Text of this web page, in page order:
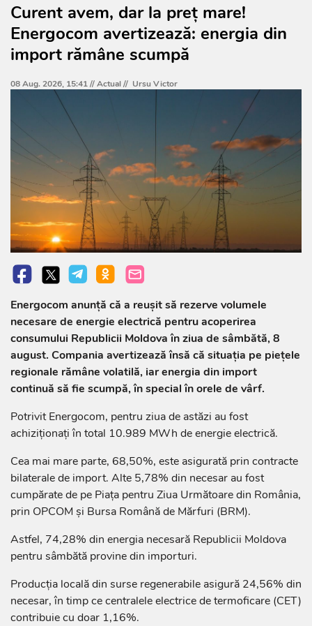
Curent avem, dar la preț mare!
Energocom avertizează: energia din
import rămâne scumpă
08 Aug. 2026, 15:41 //Actual// Ursu Victor
Energocom anunță că a reușit să rezerve volumele
necesare de energie electrică pentru acoperirea
consumului Republicii Moldova în ziua de sâmbătă, 8
august. Compania avertizează însă că situația pe piețele
regionale rămâne volatilă, iar energia din import
continuă să fie scumpă, în special în orele de vârf.
Potrivit Energocom, pentru ziua de astăzi au fost
achiziționați în total 10.989 MWh de energie electrică.
Cea mai mare parte, 68,50%, este asigurată prin contracte
bilaterale de import. Alte 5,78% din necesar au fost
cumpărate de pe Piața pentru Ziua Următoare din România,
prin OPCOM și Bursa Română de Mărfuri (BRM).
Astfel, 74,28% din energia necesară Republicii Moldova
pentru sâmbătă provine din importuri.
Producția locală din surse regenerabile asigură 24,56% din
necesar, în timp ce centralele electrice de termoficare (CET)
contribuie cu doar 1,16%.